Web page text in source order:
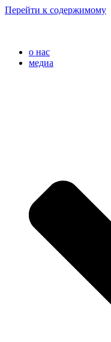
Перейти к содержимому
o нас
медиа